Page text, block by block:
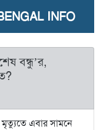
INFO
বন্ধু’র,
মৃত্যুতে এবার সামনে